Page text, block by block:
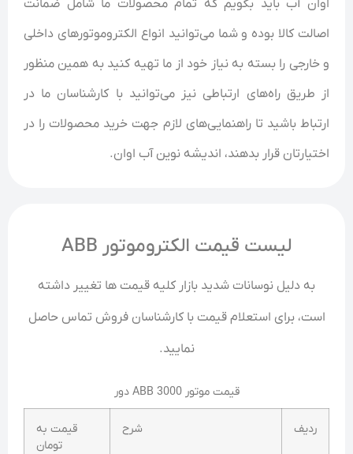
اوان آب باید بگویم که تمام محصولات ما شامل ضمانت
اصالت کالا بوده و شما می‌توانید انواع الکتروموتور‌های داخلی
و خارجی را بسته به نیاز خود از ما تهیه کنید به همین منظور
از طریق راه‌های ارتباطی نیز می‌توانید با کارشناسان ما در
ارتباط باشید تا راهنمایی‌های لازم جهت خرید محصولات را در
اختیارتان قرار بدهند، اندیشه نوین آب اوان.
لیست قیمت الکتروموتور ABB
به دلیل نوسانات شدید بازار کلیه قیمت ها تغییر داشته
است، برای استعلام قیمت با کارشناسان فروش تماس حاصل
نمایید.
قیمت موتور ABB 3000 دور
ردیف شرح
قیمت به
تومان